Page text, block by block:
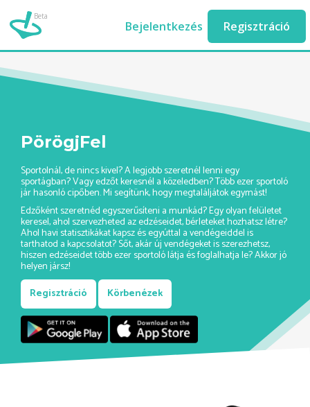
Beta
Bejelentkezés Regisztráció
fitness-edzes-ashburn//
PörögjFel
Sportolnál, de nincs kivel? A legjobb szeretnél lenni egy
sportágban? Vagy edzőt keresnél a közeledben? Több ezer sportoló
jár hasonló cipőben. Mi segítünk, hogy megtaláljátok egymást!
Edzőként szeretnéd egyszerűsíteni a munkád? Egy olyan felületet
keresel, ahol szervezheted az edzéseidet, bérleteket hozhatsz létre?
Ahol havi statisztikákat kapsz és egyúttal a vendégeiddel is
tarthatod a kapcsolatot? Sőt, akár új vendégeket is szerezhetsz,
hiszen edzéseidet több ezer sportoló látja és foglalhatja le? Akkor jó
helyen jársz!
Regisztráció
Körbenézek